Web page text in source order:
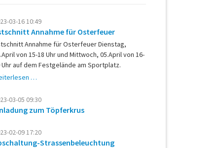
03-16 10:49
Annahme für Osterfeuer
Annahme für Osterfeuer Dienstag,
von 15-18 Uhr und Mittwoch, 05.April von 16-
Uhr auf dem Festgelände am Sportplatz.
…
für
Osterfeuer
03-05 09:30
zum Töpferkrus
02-09 17:20
Strassenbeleuchtung